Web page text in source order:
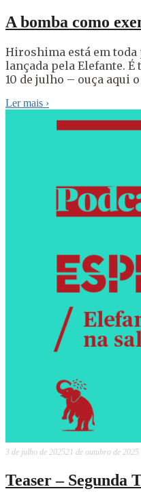
A bomba como
Hiroshima está em toda
lançada pela Elefante.
10 de julho – ouça aqui
Ler mais ›
3 de julho de 202521 de outubro de 2025
Teaser – Segunda